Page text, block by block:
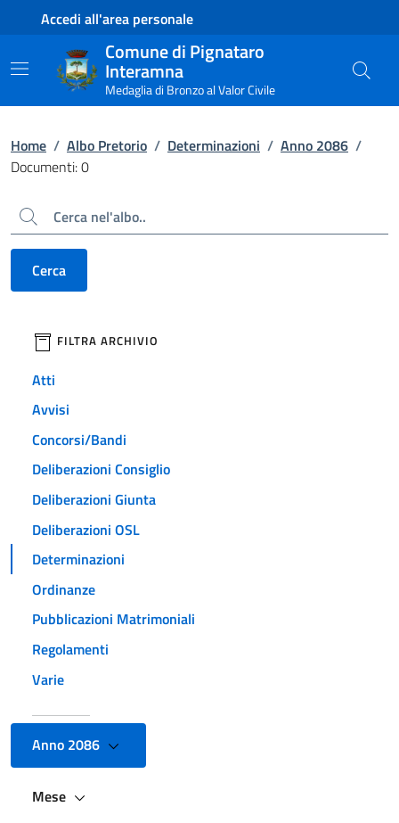
Contenuto principale
Piede di paginaAccedi all'area personale
Comune di Pignataro
Interamna
Medaglia di Bronzo al Valor Civile
Home / Albo Pretorio / Determinazioni / Anno 2086 /
Documenti: 0
Cerca
Cerca
filtri da applicare
FILTRA ARCHIVIO
Atti
Avvisi
Concorsi/Bandi
Deliberazioni Consiglio
Deliberazioni Giunta
Deliberazioni OSL
Determinazioni
Ordinanze
Pubblicazioni Matrimoniali
Regolamenti
Varie
Anno 2086
Mese